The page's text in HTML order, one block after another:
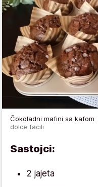
Čokoladni mafini sa kafom
dolce facili
Sastojci:
2 jajeta